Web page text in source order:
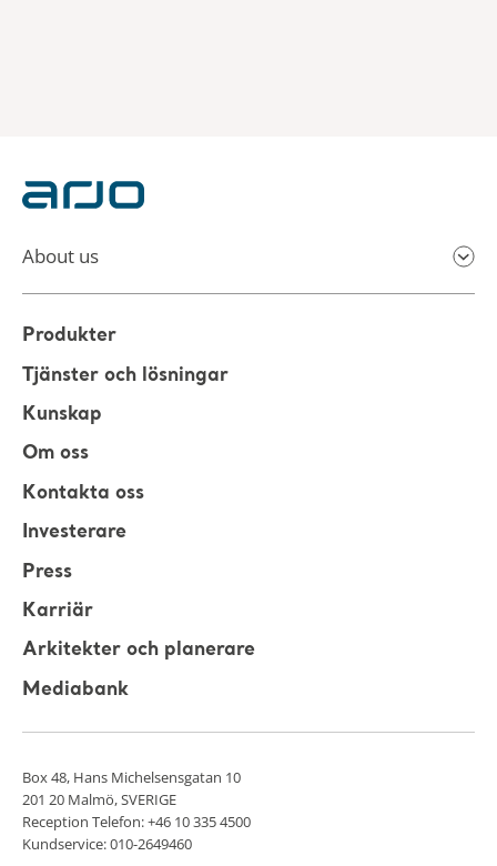
About us
Produkter
Tjänster och lösningar
Kunskap
Om oss
Kontakta oss
Investerare
Press
Karriär
Arkitekter och planerare
Mediabank
Box 48, Hans Michelsensgatan 10
201 20 Malmö, SVERIGE
Reception Telefon: +46 10 335 4500
Kundservice: 010-2649460